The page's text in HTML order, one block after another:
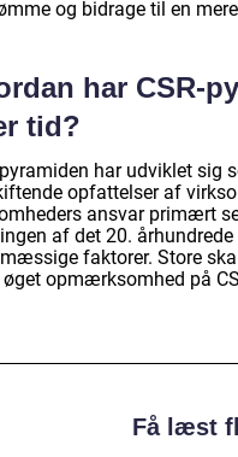
og bidrage til en
har CSR-
tid?
pyramiden har udviklet sig
opfattelser af
ansvar primært
af det 20.
faktorer. Store
opmærksomhed på
Få læst